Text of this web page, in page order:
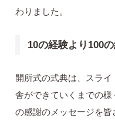
わりました。
10の経験より100
開所式の式典は、スラ
舎ができていくまでの
の感謝のメッセージを皆